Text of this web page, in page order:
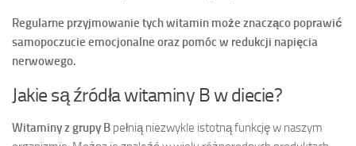
Regularne przyjmowanie tych witamin może znacząco poprawić
samopoczucie emocjonalne oraz pomóc w redukcji napięcia
nerwowego.
Jakie są źródła witaminy B w diecie?
Witaminy z grupy B pełnią niezwykle istotną funkcję w naszym